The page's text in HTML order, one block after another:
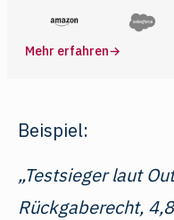
Mehr erfahren→
Beispiel:
„Testsieger laut
Rückgaberecht,